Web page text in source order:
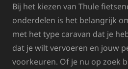
Bij het kiezen van Thule
onderdelen is het belangrijk
met het type caravan dat je
dat je wilt vervoeren en jouw
voorkeuren. Of je nu op zoek